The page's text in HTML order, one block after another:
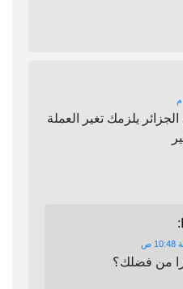
يلزمك تغير العملة
:
من فضلك؟